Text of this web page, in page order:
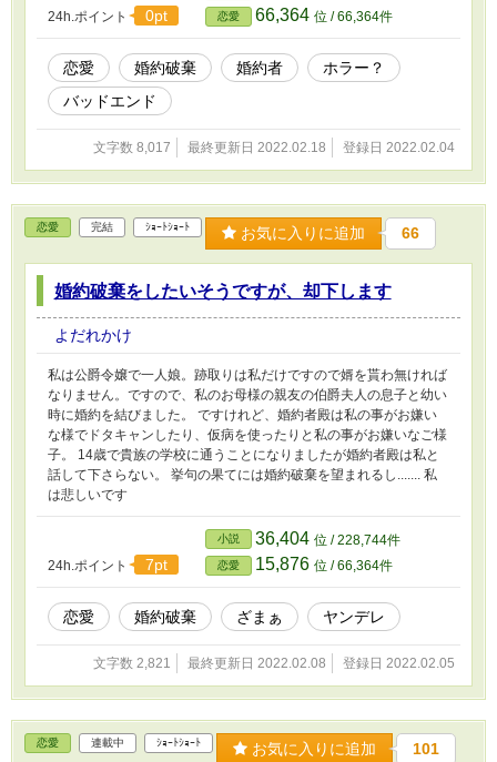
24h.ポイント 0pt 恋愛 66,364 位 / 66,364件
恋愛 婚約破棄 婚約者
ホラー？
バッドエンド
文字数 8,017 最終更新日 2022.02.18 登録日 2022.02.04
恋愛 完結 ｼｮｰﾄｼｮｰﾄ お気に入りに追加 66
婚約破棄をしたいそうですが、却下します
よだれかけ
私は公爵令嬢で一人娘。跡取りは私だけですので婿を貰わ無ければ
なりません。ですので、私のお母様の親友の伯爵夫人の息子と幼い
時に婚約を結びました。 ですけれど、婚約者殿は私の事がお嫌い
な様でドタキャンしたり、仮病を使ったりと私の事がお嫌いなご様
子。 14歳で貴族の学校に通うことになりましたが婚約者殿は私と
話して下さらない。 挙句の果てには婚約破棄を望まれるし....... 私
は悲しいです
24h.ポイント 7pt
小説 36,404 位 / 228,744件
恋愛 15,876 位 / 66,364件
恋愛 婚約破棄 ざまぁ ヤンデレ
文字数 2,821 最終更新日 2022.02.08 登録日 2022.02.05
恋愛 連載中 ｼｮｰﾄｼｮｰﾄ お気に入りに追加 101